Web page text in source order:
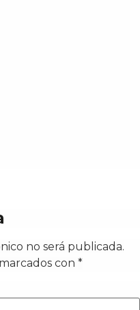
no será publicada.
con *